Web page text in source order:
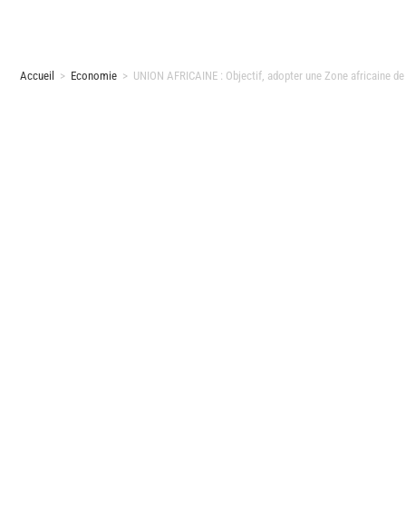
Accueil > Economie > UNION AFRICAINE : Objectif, adopter une Zone africaine